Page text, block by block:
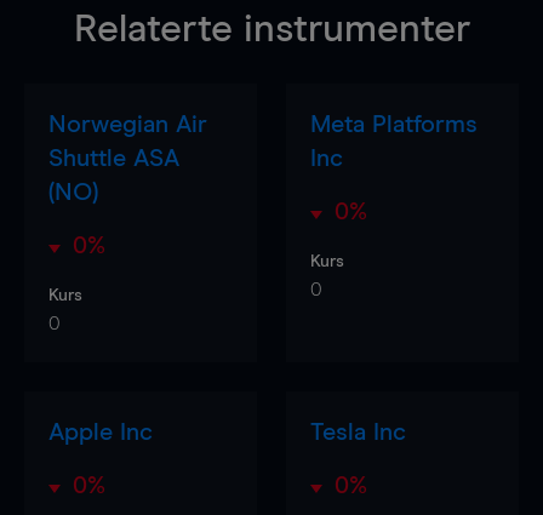
Relaterte instrumenter
Norwegian Air
Shuttle ASA
(NO)
0%
Kurs
0
Meta Platforms
Inc
0%
Kurs
0
Apple Inc
0%
Tesla Inc
0%